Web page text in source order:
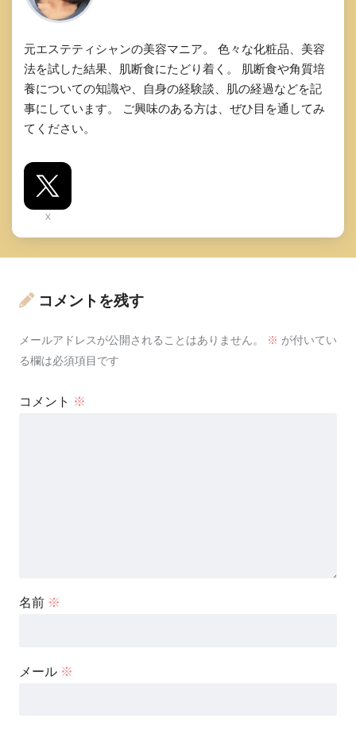
元エステティシャンの美容マニア。 色々な化粧品、美容
法を試した結果、肌断食にたどり着く。 肌断食や角質培
養についての知識や、自身の経験談、肌の経過などを記
事にしています。 ご興味のある方は、ぜひ目を通してみ
てください。
X
コメントを残す
メールアドレスが公開されることはありません。 ※ が付いてい
る欄は必須項目です
コメント ※
名前 ※
メール ※